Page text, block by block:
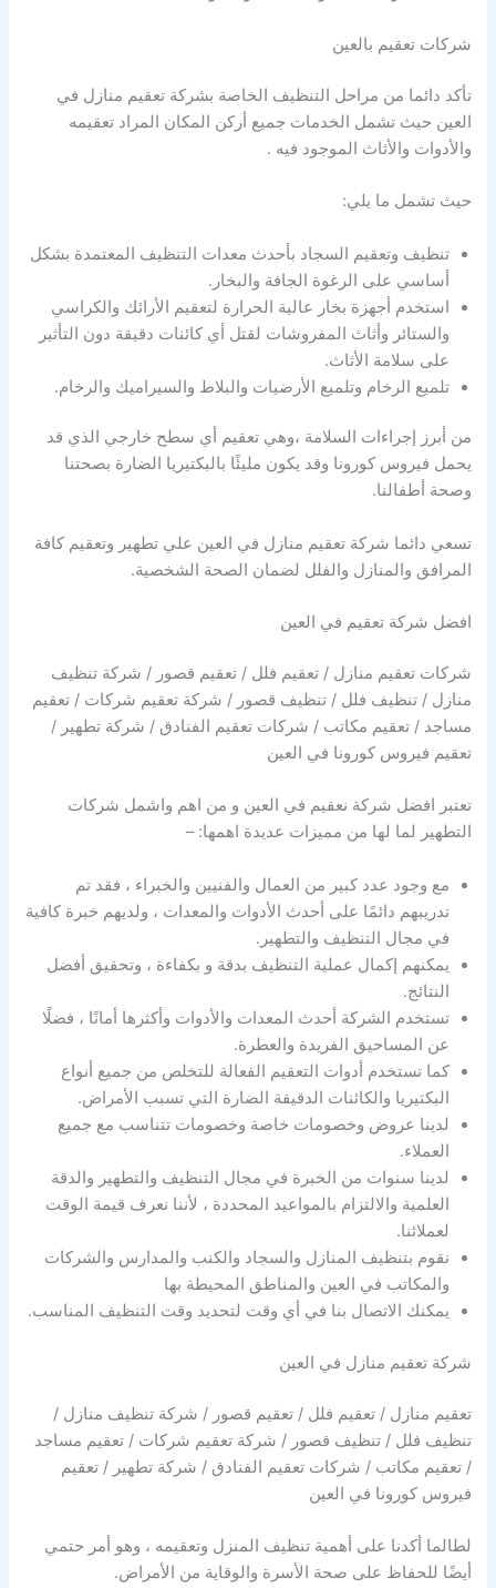
شركات تعقيم بالعين
تأكد دائما من مراحل التنظيف الخاصة بشركة تعقيم منازل في
العين حيث تشمل الخدمات جميع أركن المكان المراد تعقيمه
والأدوات والأثاث الموجود فيه .
حيث تشمل ما يلي:
تنظيف وتعقيم السجاد بأحدث معدات التنظيف المعتمدة بشكل
أساسي على الرغوة الجافة والبخار.
استخدم أجهزة بخار عالية الحرارة لتعقيم الأرائك والكراسي
والستائر وأثاث المفروشات لقتل أي كائنات دقيقة دون التأثير
على سلامة الأثاث.
تلميع الرخام وتلميع الأرضيات والبلاط والسيراميك والرخام.
من أبرز إجراءات السلامة ،وهي تعقيم أي سطح خارجي الذي قد
يحمل فيروس كورونا وقد يكون مليئًا بالبكتيريا الضارة بصحتنا
وصحة أطفالنا.
تسعي دائما شركة تعقيم منازل في العين علي تطهير وتعقيم كافة
المرافق والمنازل والفلل لضمان الصحة الشخصية.
افضل شركة تعقيم في العين
شركات تعقيم منازل / تعقيم فلل / تعقيم قصور / شركة تنظيف
منازل / تنظيف فلل / تنظيف قصور / شركة تعقيم شركات / تعقيم
مساجد / تعقيم مكاتب / شركات تعقيم الفنادق / شركة تطهير /
تعقيم فيروس كورونا في العين
تعتبر افضل شركة نعقيم في العين و من اهم واشمل شركات
التطهير لما لها من مميزات عديدة اهمها: –
مع وجود عدد كبير من العمال والفنيين والخبراء ، فقد تم
تدريبهم دائمًا على أحدث الأدوات والمعدات ، ولديهم خبرة كافية
في مجال التنظيف والتطهير.
يمكنهم إكمال عملية التنظيف بدقة و بكفاءة ، وتحقيق أفضل
النتائج.
تستخدم الشركة أحدث المعدات والأدوات وأكثرها أمانًا ، فضلًا
عن المساحيق الفريدة والعطرة.
كما تستخدم أدوات التعقيم الفعالة للتخلص من جميع أنواع
البكتيريا والكائنات الدقيقة الضارة التي تسبب الأمراض.
لدينا عروض وخصومات خاصة وخصومات تتناسب مع جميع
العملاء.
لدينا سنوات من الخبرة في مجال التنظيف والتطهير والدقة
العلمية والالتزام بالمواعيد المحددة ، لأننا نعرف قيمة الوقت
لعملائنا.
نقوم بتنظيف المنازل والسجاد والكنب والمدارس والشركات
والمكاتب في العين والمناطق المحيطة بها
يمكنك الاتصال بنا في أي وقت لتحديد وقت التنظيف المناسب.
شركة تعقيم منازل في العين
تعقيم منازل / تعقيم فلل / تعقيم قصور / شركة تنظيف منازل /
تنظيف فلل / تنظيف قصور / شركة تعقيم شركات / تعقيم مساجد
/ تعقيم مكاتب / شركات تعقيم الفنادق / شركة تطهير / تعقيم
فيروس كورونا في العين
لطالما أكدنا على أهمية تنظيف المنزل وتعقيمه ، وهو أمر حتمي
أيضًا للحفاظ على صحة الأسرة والوقاية من الأمراض.